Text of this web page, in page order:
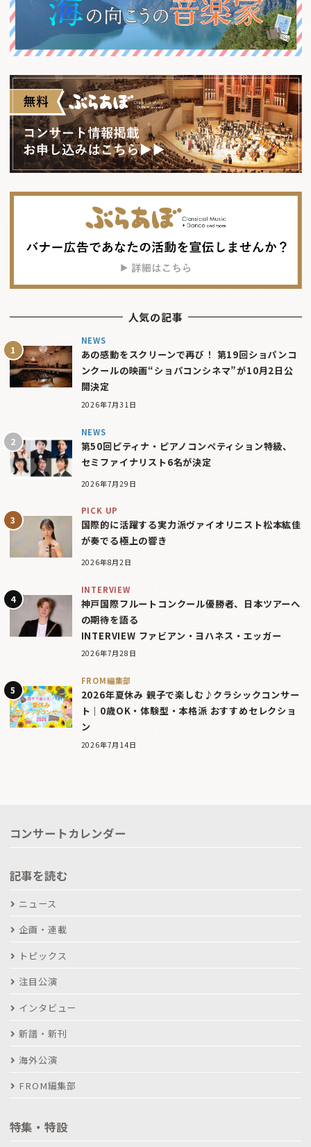
人気の記事
NEWS
あの感動をスクリーンで再び！ 第19回ショパンコ
ンクールの映画“ショパコンシネマ”が10月2日公
開決定
2026年7月31日
NEWS
第50回ピティナ・ピアノコンペティション特級、
セミファイナリスト6名が決定
2026年7月29日
PICK UP
国際的に活躍する実力派ヴァイオリニスト松本紘佳
が奏でる極上の響き
2026年8月2日
INTERVIEW
神戸国際フルートコンクール優勝者、日本ツアーへ
の期待を語る
INTERVIEW ファビアン・ヨハネス・エッガー
2026年7月28日
FROM編集部
2026年夏休み 親子で楽しむ♪クラシックコンサー
ト｜0歳OK・体験型・本格派 おすすめセレクショ
ン
2026年7月14日
コンサートカレンダー
記事を読む
ニュース
企画・連載
トピックス
注目公演
インタビュー
新譜・新刊
海外公演
FROM編集部
特集・特設